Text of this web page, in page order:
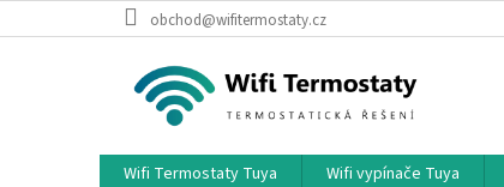
na
obchod@wifitermostaty.cz
Wifi Termostaty Tuya Wifi vypínače Tuya